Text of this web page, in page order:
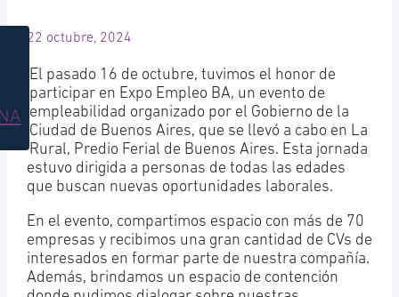
22 octubre, 2024
El pasado 16 de octubre, tuvimos el honor de
participar en Expo Empleo BA, un evento de
empleabilidad organizado por el Gobierno de la
Ciudad de Buenos Aires, que se llevó a cabo en La
Rural, Predio Ferial de Buenos Aires. Esta jornada
estuvo dirigida a personas de todas las edades
que buscan nuevas oportunidades laborales.
En el evento, compartimos espacio con más de 70
empresas y recibimos una gran cantidad de CVs de
interesados en formar parte de nuestra compañía.
Además, brindamos un espacio de contención